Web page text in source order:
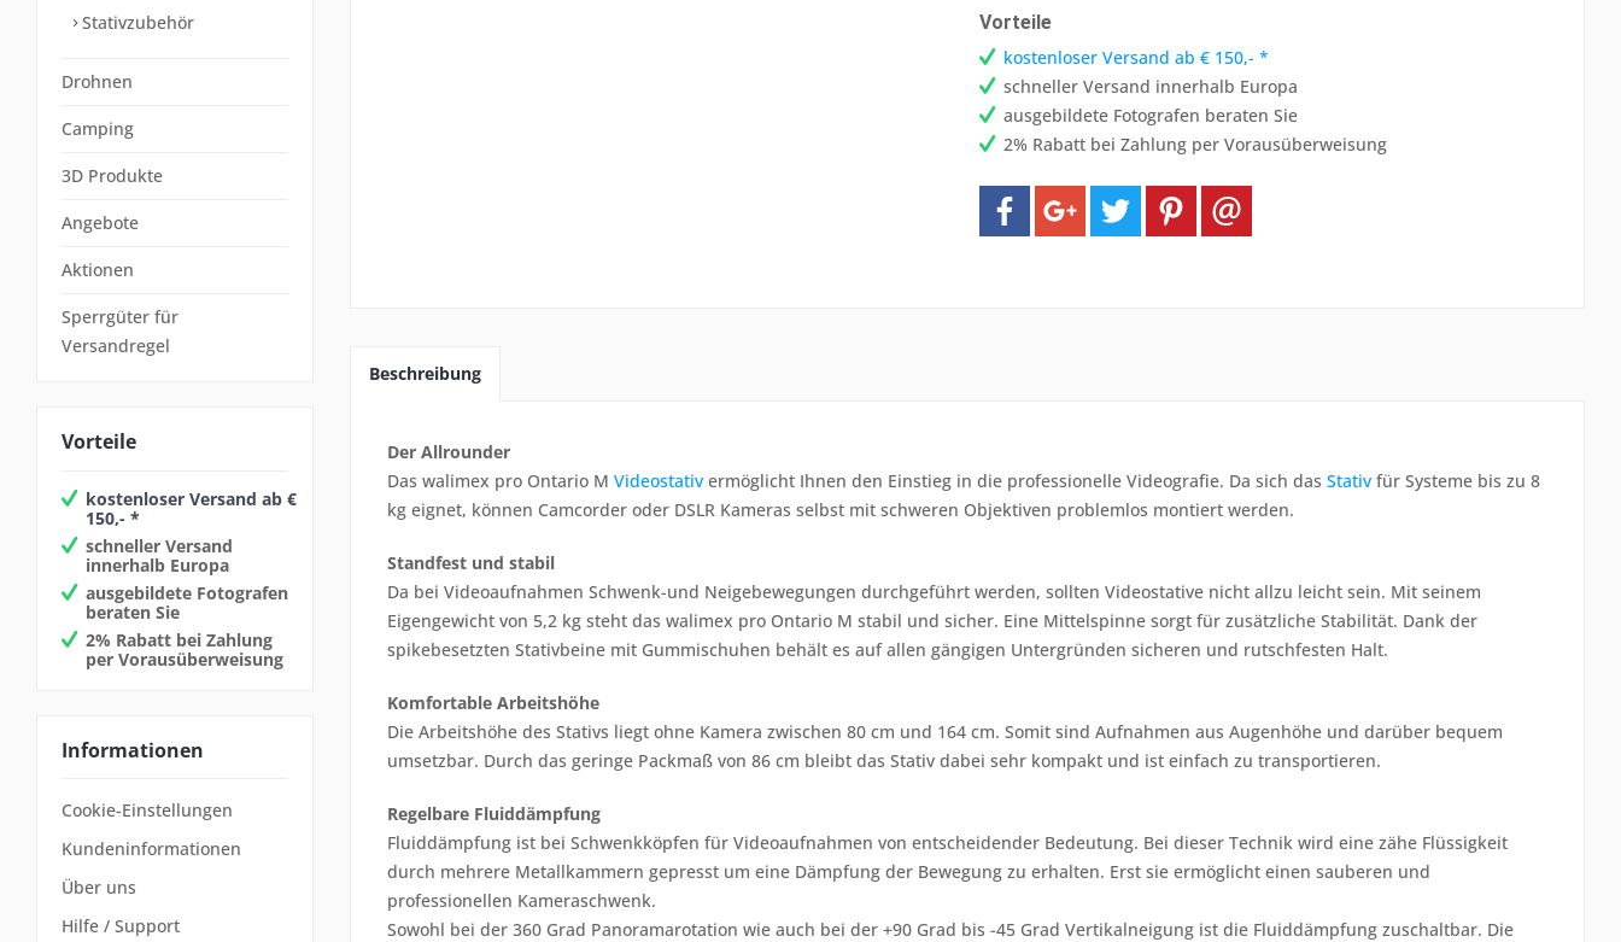
Stativzubehör
Drohnen
Camping
3D Produkte
Angebote
Aktionen
Sperrgüter für
Versandregel
Vorteile
kostenloser Versand ab €
150,- *
schneller Versand
innerhalb Europa
ausgebildete Fotografen
beraten Sie
2% Rabatt bei Zahlung
per Vorausüberweisung
Informationen
Cookie-Einstellungen
Kundeninformationen
Über uns
Hilfe / Support
Vorteile
kostenloser Versand ab € 150,- *
schneller Versand innerhalb Europa
ausgebildete Fotografen beraten Sie
2% Rabatt bei Zahlung per Vorausüberweisung
Beschreibung
Der Allrounder
Das walimex pro Ontario M Videostativ ermöglicht Ihnen den Einstieg in die professionelle Videografie. Da sich das Stativ für Systeme bis zu 8
kg eignet, können Camcorder oder DSLR Kameras selbst mit schweren Objektiven problemlos montiert werden.
Standfest und stabil
Da bei Videoaufnahmen Schwenk-und Neigebewegungen durchgeführt werden, sollten Videostative nicht allzu leicht sein. Mit seinem
Eigengewicht von 5,2 kg steht das walimex pro Ontario M stabil und sicher. Eine Mittelspinne sorgt für zusätzliche Stabilität. Dank der
spikebesetzten Stativbeine mit Gummischuhen behält es auf allen gängigen Untergründen sicheren und rutschfesten Halt.
Komfortable Arbeitshöhe
Die Arbeitshöhe des Stativs liegt ohne Kamera zwischen 80 cm und 164 cm. Somit sind Aufnahmen aus Augenhöhe und darüber bequem
umsetzbar. Durch das geringe Packmaß von 86 cm bleibt das Stativ dabei sehr kompakt und ist einfach zu transportieren.
Regelbare Fluiddämpfung
Fluiddämpfung ist bei Schwenkköpfen für Videoaufnahmen von entscheidender Bedeutung. Bei dieser Technik wird eine zähe Flüssigkeit
durch mehrere Metallkammern gepresst um eine Dämpfung der Bewegung zu erhalten. Erst sie ermöglicht einen sauberen und
professionellen Kameraschwenk.
Sowohl bei der 360 Grad Panoramarotation wie auch bei der +90 Grad bis -45 Grad Vertikalneigung ist die Fluiddämpfung zuschaltbar. Die